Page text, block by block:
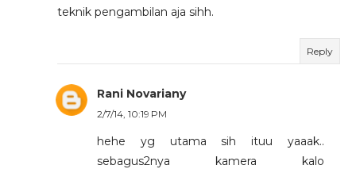
teknik pengambilan aja sihh.
Reply
Rani Novariany
2/7/14, 10:19 PM
hehe yg utama sih ituu yaaak..
sebagus2nya kamera kalo